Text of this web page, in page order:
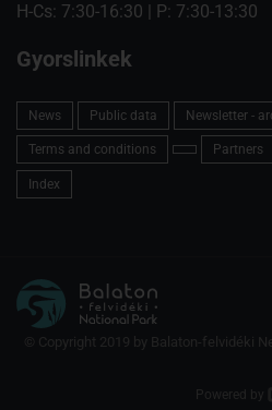
H-Cs: 7:30-16:30 | P: 7:30-13:30
Gyorslinkek
News Public data Newsletter -
Terms and conditions Partners
Index
© Copyright 2019 by Balaton-felvidéki
Powered by